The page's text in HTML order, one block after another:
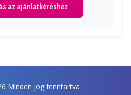
az ajánlatkéréshez
Minden jog fenntartva